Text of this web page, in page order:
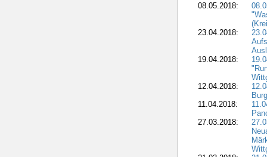
08.05.2018:
23.04.2018:
19.04.2018:
12.04.2018:
11.04.2018:
27.03.2018: